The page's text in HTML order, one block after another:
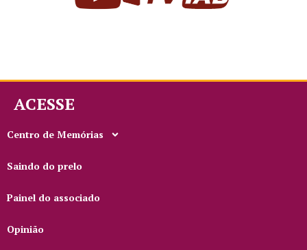
ACESSE
Centro de Memórias
Saindo do prelo
Painel do associado
Opinião